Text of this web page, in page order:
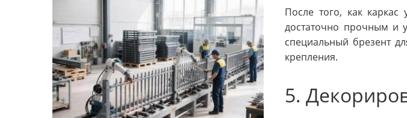
После того, как
достаточно прочным и
специальный брезент
крепления.
5.